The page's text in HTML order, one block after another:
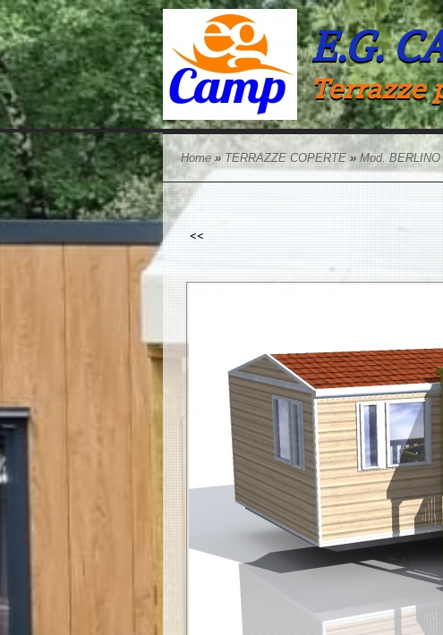
E.G.
Terrazze
Home »TERRAZZE COPERTE » Mod. BERLINO
<<